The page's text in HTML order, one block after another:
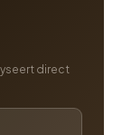
direct